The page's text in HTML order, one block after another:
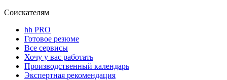
Соискателям
hh PRO
Готовое резюме
Все сервисы
Хочу у вас работать
Производственный календарь
Экспертная рекомендация